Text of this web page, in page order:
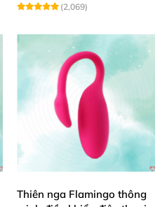
(2,069)
Thiên nga Flamingo thông